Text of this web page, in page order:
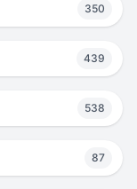
350
439
538
87